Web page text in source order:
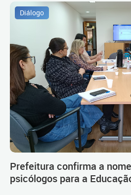
Diálogo
Prefeitura confirma a
psicólogos para a